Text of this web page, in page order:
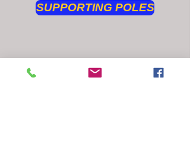
SUPPORTING POLES
ALL